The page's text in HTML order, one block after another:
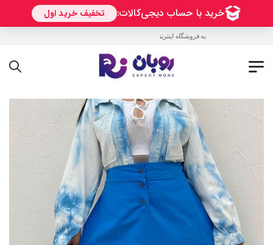
به فروشگاه اینترنتی روبان خوش آمدید !